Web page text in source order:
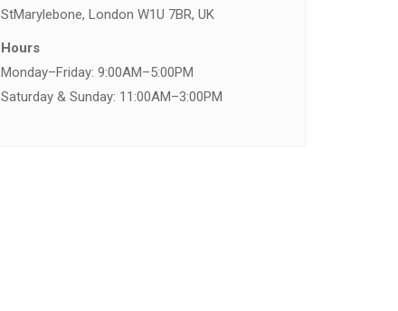
StMarylebone, London W1U 7BR, UK
Hours
Monday–Friday: 9:00AM–5:00PM
Saturday & Sunday: 11:00AM–3:00PM